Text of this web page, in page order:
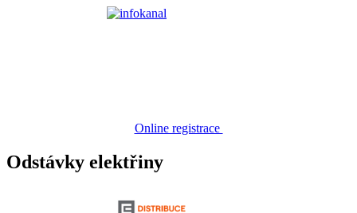
Online registrace
Odstávky elektřiny